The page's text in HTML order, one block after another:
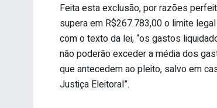
Feita esta exclusão, por razões
supera em R$267.783,00 o limite
com o texto da lei, “os gastos
não poderão exceder a média dos
que antecedem ao pleito, salvo em
Justiça Eleitoral”.